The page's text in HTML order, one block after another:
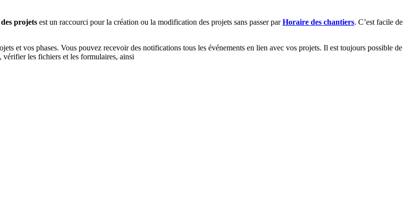
projets est un raccourci pour la création ou la modification des projets sans passer par Horaire des chantiers. C’est facile de
et vos phases. Vous pouvez recevoir des notifications tous les événements en lien avec vos projets. Il est toujours possible de
vérifier les fichiers et les formulaires, ainsi